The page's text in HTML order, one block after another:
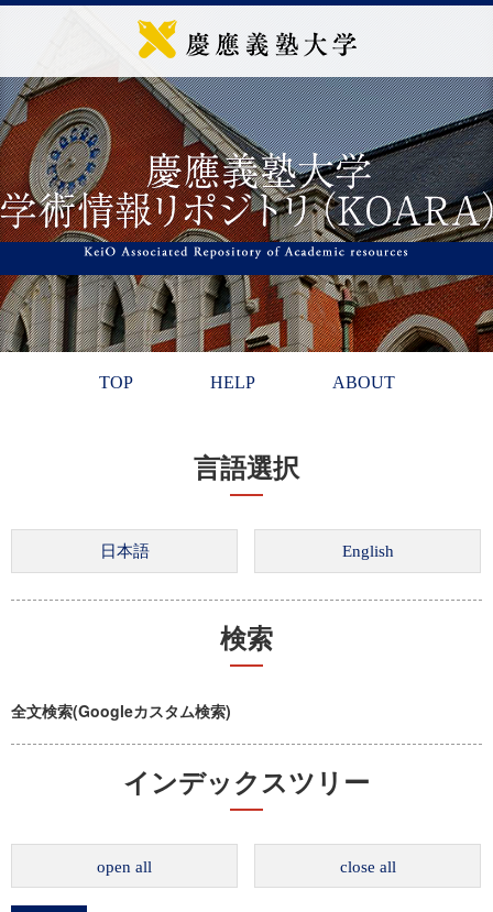
TOP HELP ABOUT
言語選択
検索
全文検索(Googleカスタム検索)
インデックスツリー
open all close all